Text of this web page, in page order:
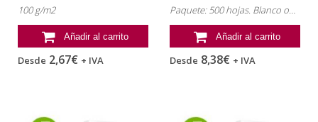
100 g/m2
Añadir al carrito
Desde 2,67€ + IVA
Paquete: 500 hojas. Blanco opaco
Añadir al carrito
Desde 8,38€ + IVA